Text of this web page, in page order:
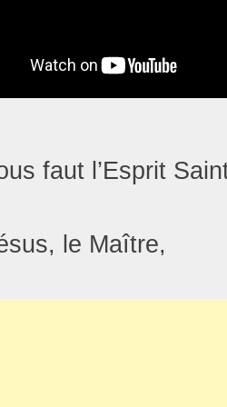
faut l’Esprit
le Maître,